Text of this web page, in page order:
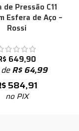
Pressão C11
Esfera de Aço –
Rossi
649,90
R$64,99
584,91
no PIX